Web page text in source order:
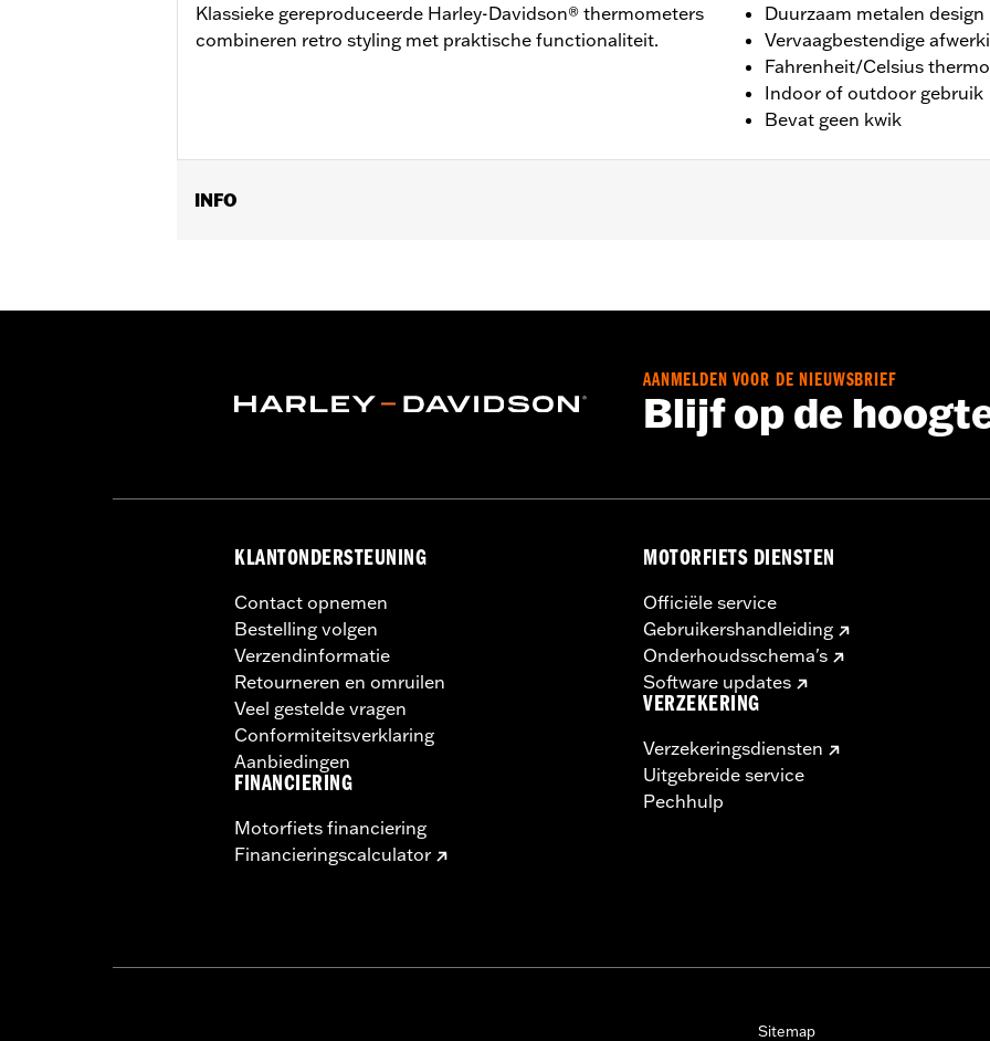
Klassieke gereproduceerde Harley-Davidson® thermometers
combineren retro styling met praktische functionaliteit.
Duurzaam metalen design
Vervaagbestendige
Fahrenheit/Celsius
Indoor of outdoor gebruik
Bevat geen kwik
INFO
AANMELDEN VOOR DE NIEUWSBRIEF
Blijf op de
KLANTONDERSTEUNING
Contact opnemen
Bestelling volgen
Verzendinformatie
Retourneren en omruilen
Veel gestelde vragen
Conformiteitsverklaring
Aanbiedingen
FINANCIERING
Motorfiets financiering
Financieringscalculator
MOTORFIETS DIENSTEN
Officiële service
Gebruikershandleiding
Onderhoudsschema's
Software updates
VERZEKERING
Verzekeringsdiensten
Uitgebreide service
Pechhulp
Sitemap